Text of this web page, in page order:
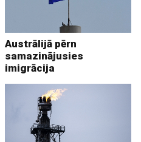
Austrālijā pērn
samazinājusies
imigrācija